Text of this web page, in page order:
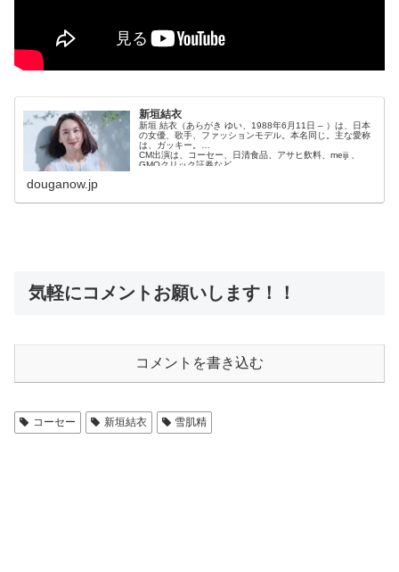
新垣結衣
新垣 結衣（あらがき ゆい、1988年6月11日 – ）は、日本
の女優、歌手、ファッションモデル。本名同じ。主な愛称
は、ガッキー。
CM出演は、コーセー、日清食品、アサヒ飲料、meiji 、
GMOクリック証券など。
douganow.jp
気軽にコメントお願いします！！
コメントを書き込む
コーセー 新垣結衣 雪肌精